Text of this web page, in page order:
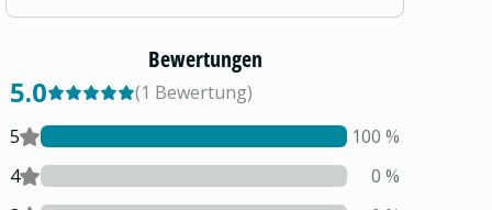
Bewertungen
5.0 (1 Bewertung)
5
100 %
4
0 %